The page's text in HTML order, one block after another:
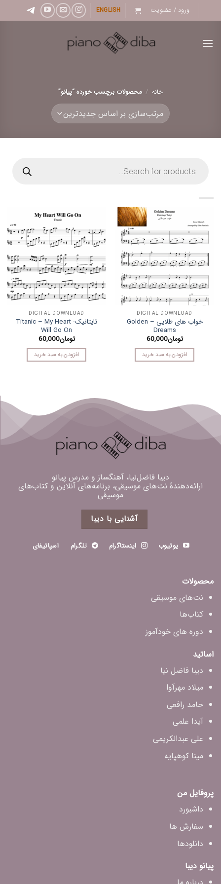
to
ورود / عضویت ENGLISH
خانه / محصولات برچسب خورده “پیانو”
search
DIGITAL DOWNLOAD
خواب های طلایی – Golden
Dreams
تومان60,000
افزودن به سبد خرید
DIGITAL DOWNLOAD
تایتانیک- Titanic – My Heart
Will Go On
تومان60,000
افزودن به سبد خرید
دیبا فاضل‌نیا، آهنگساز و مدرس پیانو
ارائه‌دهندهٔ نت‌های موسیقی، برنامه‌های آنلاین و کتاب‌های
موسیقی
آشنایی با دیبا
یوتیوب اینستاگرام تلگرام اسپاتیفای
محصولات
نت‌های موسیقی
کتاب‌ها
دوره های خودآموز
اساتید
دیبا فاضل‌ نیا
میلاد مهرآوا
حامد رافعی
آیدا علمی
علی عبدالکریمی
مینا کوهپایه
پروفایل من
داشبورد
سفارش ها
دانلودها
پیانو دیبا